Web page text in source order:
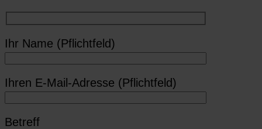
Ihr Name (Pflichtfeld)
Ihren E-Mail-Adresse (Pflichtfeld)
Betreff